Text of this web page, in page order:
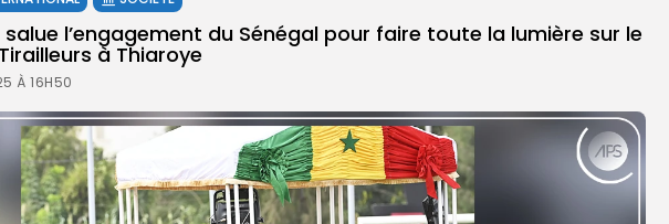
l’engagement du Sénégal pour faire toute la lumière sur le
à Thiaroye
À 16H50